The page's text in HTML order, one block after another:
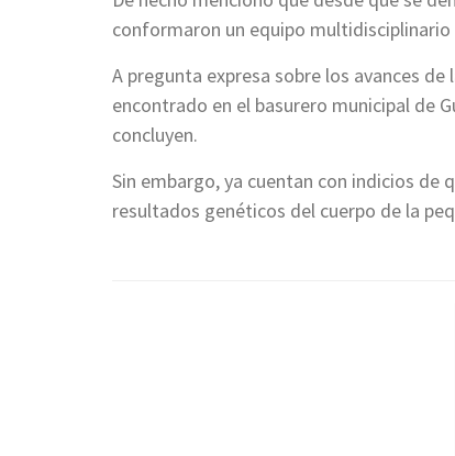
conformaron un equipo
A pregunta expresa sobre los avances
encontrado en el basurero municipal de
concluyen.
Sin embargo, ya cuentan con indicios de
resultados genéticos del cuerpo de la